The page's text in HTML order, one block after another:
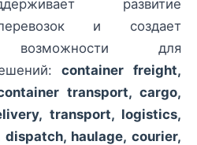
развитие
и создает
возможности для
container freight,
transport, cargo,
transport, logistics,
haulage, courier,